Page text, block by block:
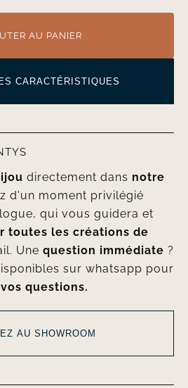
AU PANIER
CARACTÉRISTIQUES
directement dans notre
d'un moment privilégié
qui vous guidera et
toutes les créations de
Une question immédiate ?
sur whatsapp pour
questions.
AU SHOWROOM